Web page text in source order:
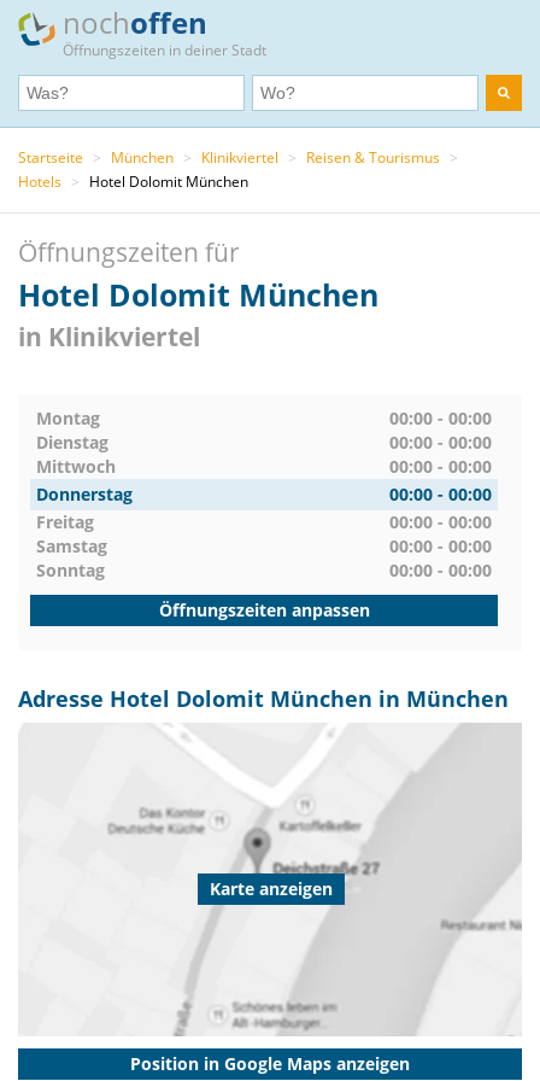
nochoffen
Öffnungszeiten in deiner Stadt
Startseite > München > Klinikviertel > Reisen & Tourismus >
Hotels > Hotel Dolomit München
Öffnungszeiten für
Hotel Dolomit München
in Klinikviertel
Montag
00:00 - 00:00
Dienstag
00:00 - 00:00
Mittwoch
00:00 - 00:00
Donnerstag
00:00 - 00:00
Freitag
00:00 - 00:00
Samstag
00:00 - 00:00
Sonntag
00:00 - 00:00
Öffnungszeiten anpassen
Adresse Hotel Dolomit München in München
Karte anzeigen
Position in Google Maps anzeigen